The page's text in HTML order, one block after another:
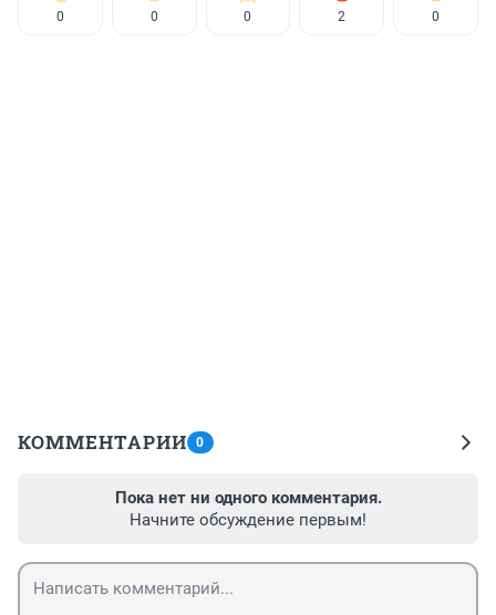
0 0 0 2 0
КОММЕНТАРИИ 0
Пока нет ни одного комментария.
Начните обсуждение первым!